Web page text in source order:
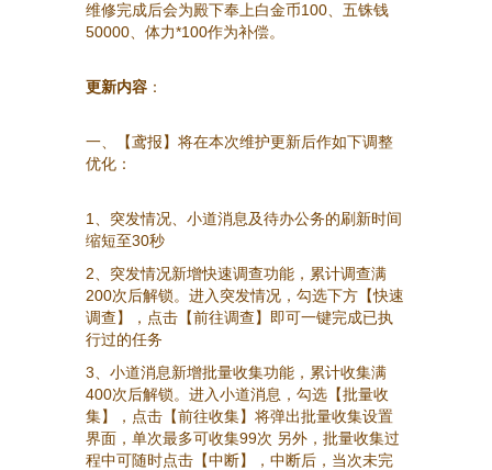
维修完成后会为殿下奉上白金币100、五铢钱
50000、体力*100作为补偿。
更新内容：
一、【鸢报】将在本次维护更新后作如下调整
优化：
1、突发情况、小道消息及待办公务的刷新时间
缩短至30秒
2、突发情况新增快速调查功能，累计调查满
200次后解锁。进入突发情况，勾选下方【快速
调查】，点击【前往调查】即可一键完成已执
行过的任务
3、小道消息新增批量收集功能，累计收集满
400次后解锁。进入小道消息，勾选【批量收
集】，点击【前往收集】将弹出批量收集设置
界面，单次最多可收集99次 另外，批量收集过
程中可随时点击【中断】，中断后，当次未完